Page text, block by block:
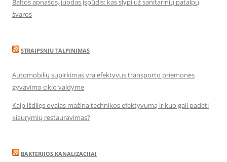
Baltos apnašos, juodas įspūdis: kas slypi už sanitarinių patalpų
švaros
STRAIPSNIU TALPINIMAS
Automobilių supirkimas yra efektyvus transporto priemonės
gyvavimo ciklo valdyme
Kaip išdilęs ovalas mažina technikos efektyvumą ir kuo gali padėti
kiaurymių restauravimas?
BAKTERIJOS KANALIZACIJAI